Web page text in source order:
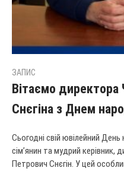
ЗАПИС
Вітаємо директора
Снєгіна з Днем
Сьогодні свій ювілейний
сім’янин та мудрий керівник,
Петрович Снєгін. У цей